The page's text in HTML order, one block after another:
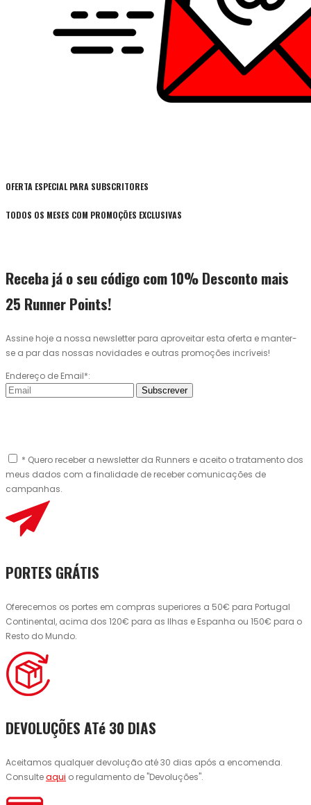
OFERTA ESPECIAL PARA SUBSCRITORES
TODOS OS MESES COM PROMOÇÕES EXCLUSIVAS
Receba já o seu código com 10% Desconto mais
25 Runner Points!
Assine hoje a nossa newsletter para aproveitar esta oferta e manter-
se a par das nossas novidades e outras promoções incríveis!
Endereço de Email*:
Subscrever
* Quero receber a newsletter da Runners e aceito o tratamento dos
meus dados com a finalidade de receber comunicações de
campanhas.
PORTES GRÁTIS
Oferecemos os portes em compras superiores a 50€ para Portugal
Continental, acima dos 120€ para as Ilhas e Espanha ou 150€ para o
Resto do Mundo.
DEVOLUÇÕES ATé 30 DIAS
Aceitamos qualquer devolução até 30 dias após a encomenda.
Consulteaqui o regulamento de "Devoluções".